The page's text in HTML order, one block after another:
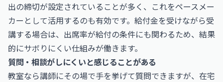
出の締切が設定されていることが多く、これをペースメー
カーとして活用するのも有効です。給付金を受けながら受
講する場合は、出席率が給付の条件にも関わるため、結果
的にサボりにくい仕組みが働きます。
質問・相談がしにくいと感じることがある
教室なら講師にその場で手を挙げて質問できますが、在宅